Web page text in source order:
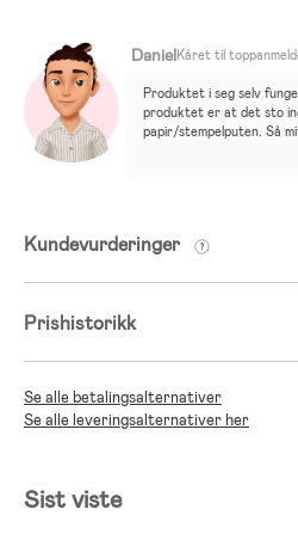
DanielKåret til
Produktet i seg selv
produktet er at det sto
papir/stempelputen. Så
Kundevurderinger
Prishistorikk
Se alle betalingsalternativer
Se alle leveringsalternativer her
Sist viste